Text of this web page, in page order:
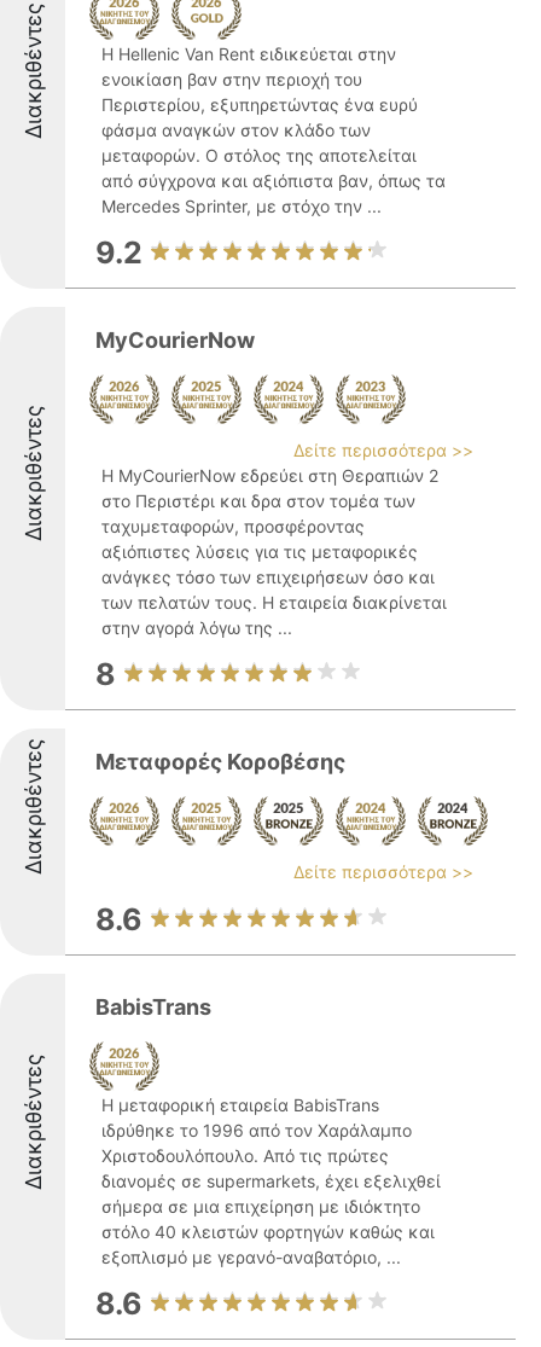
Διακριθέντες
Η Hellenic Van Rent ειδικεύεται στην
ενοικίαση βαν στην περιοχή του
Περιστερίου, εξυπηρετώντας ένα ευρύ
φάσμα αναγκών στον κλάδο των
μεταφορών. Ο στόλος της αποτελείται
από σύγχρονα και αξιόπιστα βαν, όπως τα
Mercedes Sprinter, με στόχο την ...
9.2
Διακριθέντες
MyCourierNow
Δείτε περισσότερα >>
Η MyCourierNow εδρεύει στη Θεραπιών 2
στο Περιστέρι και δρα στον τομέα των
ταχυμεταφορών, προσφέροντας
αξιόπιστες λύσεις για τις μεταφορικές
ανάγκες τόσο των επιχειρήσεων όσο και
των πελατών τους. Η εταιρεία διακρίνεται
στην αγορά λόγω της ...
8
Διακριθέντες Μεταφορές Κοροβέσης
Δείτε περισσότερα >>
8.6
Διακριθέντες
BabisTrans
Η μεταφορική εταιρεία BabisTrans
ιδρύθηκε το 1996 από τον Χαράλαμπο
Χριστοδουλόπουλο. Από τις πρώτες
διανομές σε supermarkets, έχει εξελιχθεί
σήμερα σε μια επιχείρηση με ιδιόκτητο
στόλο 40 κλειστών φορτηγών καθώς και
εξοπλισμό με γερανό-αναβατόριο, ...
8.6